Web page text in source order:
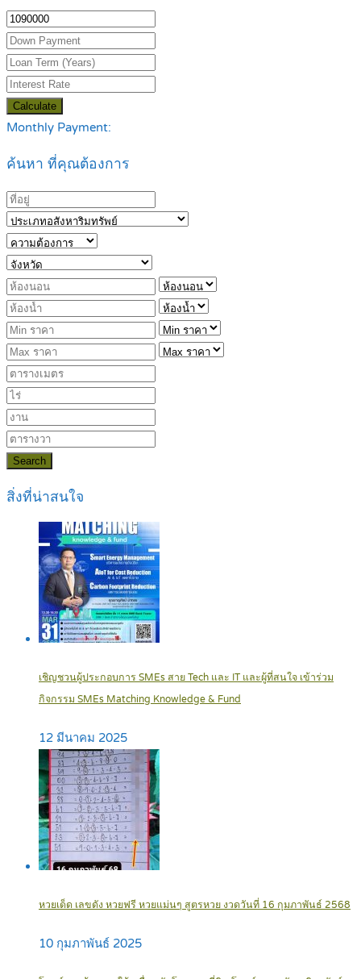
Calculate
Monthly Payment:
ค้นหา ที่คุณต้องการ
Search
สิ่งที่น่าสนใจ
เชิญชวนผู้ประกอบการ SMEs สาย Tech และ IT และผู้ที่สนใจ เข้าร่วม
กิจกรรม SMEs Matching Knowledge & Fund
12 มีนาคม 2025
หวยเด็ด เลขดัง หวยฟรี หวยแม่นๆ สูตรหวย งวดวันที่ 16 กุมภาพันธ์ 2568
10 กุมภาพันธ์ 2025